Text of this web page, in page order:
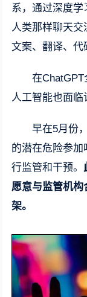
系，通过深度
人类那样聊天交
文案、翻译、代
在
人工智能也面临
早在5月份
的潜在危险参
行监管和干预。
愿意与监管机
架。